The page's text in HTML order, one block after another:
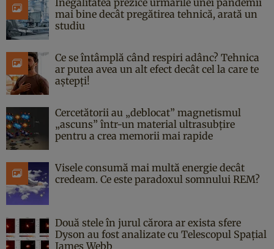
Inegalitatea prezice urmările unei pandemii
mai bine decât pregătirea tehnică, arată un
studiu
Ce se întâmplă când respiri adânc? Tehnica
ar putea avea un alt efect decât cel la care te
aștepți!
Cercetătorii au „deblocat” magnetismul
„ascuns” într-un material ultrasubțire
pentru a crea memorii mai rapide
Visele consumă mai multă energie decât
credeam. Ce este paradoxul somnului REM?
Două stele în jurul cărora ar exista sfere
Dyson au fost analizate cu Telescopul Spațial
James Webb